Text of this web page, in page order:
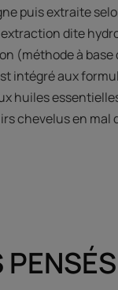
puis extraite
dite
à base
intégré aux
huiles
chevelus en mal